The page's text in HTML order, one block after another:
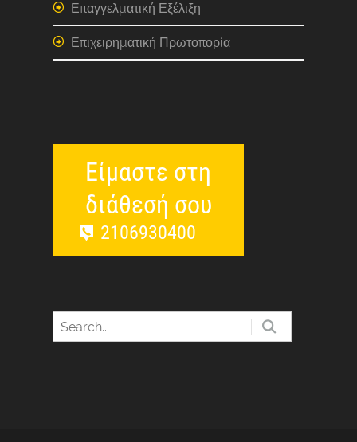
Επαγγελματική Εξέλιξη
Επιχειρηματική Πρωτοπορία
Είμαστε στη
διάθεσή σου
2106930400